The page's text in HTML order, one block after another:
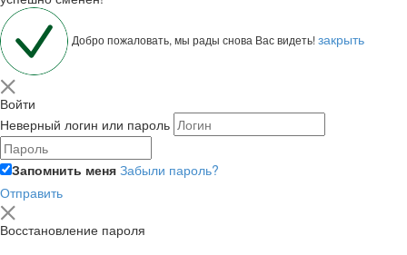
Добро пожаловать, мы рады снова Вас видеть!закрыть
Войти
Неверный логин или пароль
Запомнить меня Забыли пароль?
Отправить
Восстановление пароля